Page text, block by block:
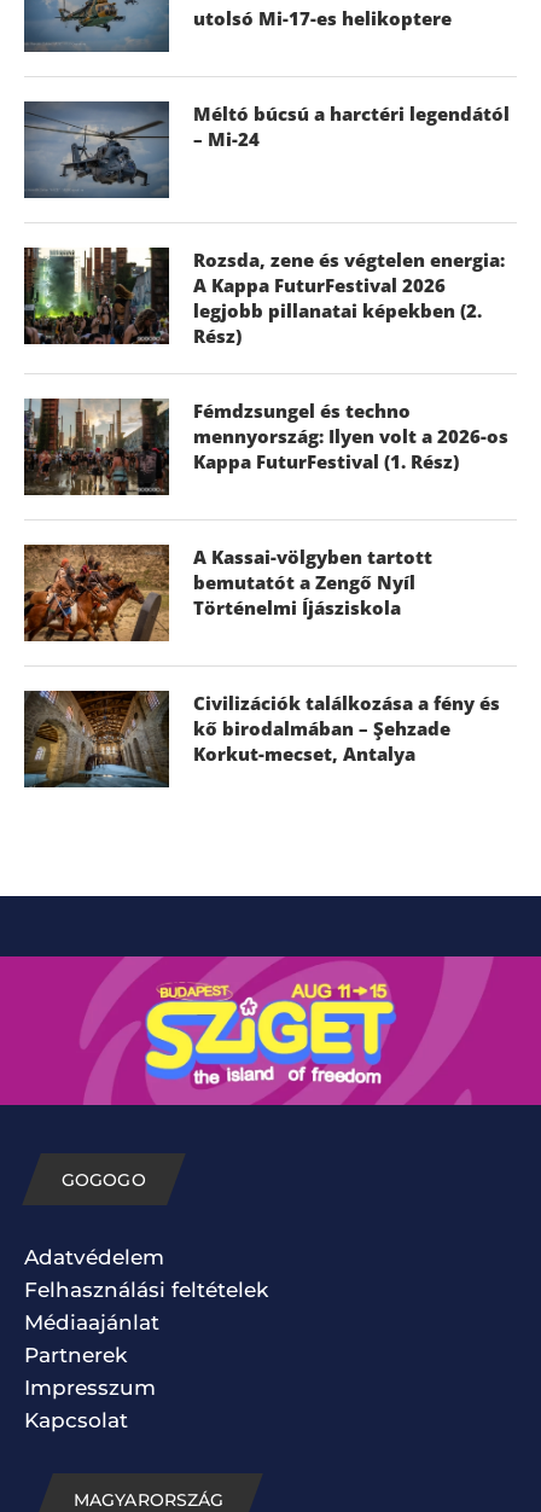
utolsó Mi-17-es helikoptere
Méltó búcsú a harctéri legendától
– Mi-24
Rozsda, zene és végtelen energia:
A Kappa FuturFestival 2026
legjobb pillanatai képekben (2.
Rész)
Fémdzsungel és techno
mennyország: Ilyen volt a 2026-os
Kappa FuturFestival (1. Rész)
A Kassai-völgyben tartott
bemutatót a Zengő Nyíl
Történelmi Íjásziskola
Civilizációk találkozása a fény és
kő birodalmában – Şehzade
Korkut-mecset, Antalya
GOGOGO
Adatvédelem
Felhasználási feltételek
Médiaajánlat
Partnerek
Impresszum
Kapcsolat
MAGYARORSZÁG